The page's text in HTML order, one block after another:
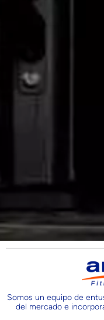
Somos un equipo de
del mercado e